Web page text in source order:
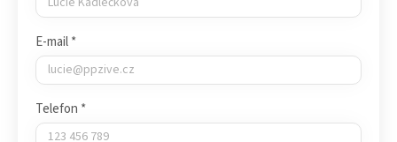
E-mail *
Telefon *